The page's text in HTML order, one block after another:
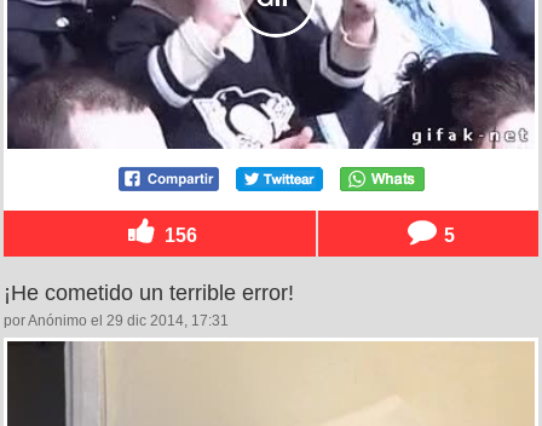
156 5
¡He cometido un terrible error!
por Anónimo el 29 dic 2014, 17:31